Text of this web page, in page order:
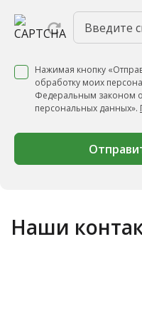
Нажимая кнопку
обработку моих
Федеральным законом
персональных данных».
Наши